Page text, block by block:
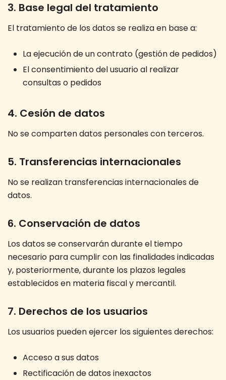
3. Base legal del tratamiento
El tratamiento de los datos se realiza en base a:
La ejecución de un contrato (gestión de pedidos)
El consentimiento del usuario al realizar
consultas o pedidos
4. Cesión de datos
No se comparten datos personales con terceros.
5. Transferencias internacionales
No se realizan transferencias internacionales de
datos.
6. Conservación de datos
Los datos se conservarán durante el tiempo
necesario para cumplir con las finalidades indicadas
y, posteriormente, durante los plazos legales
establecidos en materia fiscal y mercantil.
7. Derechos de los usuarios
Los usuarios pueden ejercer los siguientes derechos:
Acceso a sus datos
Rectificación de datos inexactos